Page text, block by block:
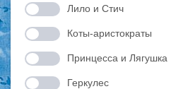
Лило и Стич
Коты-аристократы
Принцесса и Лягушка
Геркулес